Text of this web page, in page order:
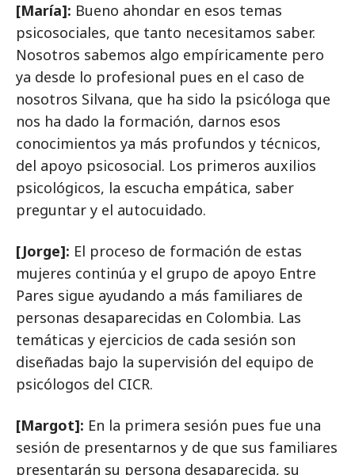
[María]: Bueno ahondar en esos temas
psicosociales, que tanto necesitamos saber.
Nosotros sabemos algo empíricamente pero
ya desde lo profesional pues en el caso de
nosotros Silvana, que ha sido la psicóloga que
nos ha dado la formación, darnos esos
conocimientos ya más profundos y técnicos,
del apoyo psicosocial. Los primeros auxilios
psicológicos, la escucha empática, saber
preguntar y el autocuidado.
[Jorge]: El proceso de formación de estas
mujeres continúa y el grupo de apoyo Entre
Pares sigue ayudando a más familiares de
personas desaparecidas en Colombia. Las
temáticas y ejercicios de cada sesión son
diseñadas bajo la supervisión del equipo de
psicólogos del CICR.
[Margot]: En la primera sesión pues fue una
sesión de presentarnos y de que sus familiares
presentarán su persona desaparecida, su